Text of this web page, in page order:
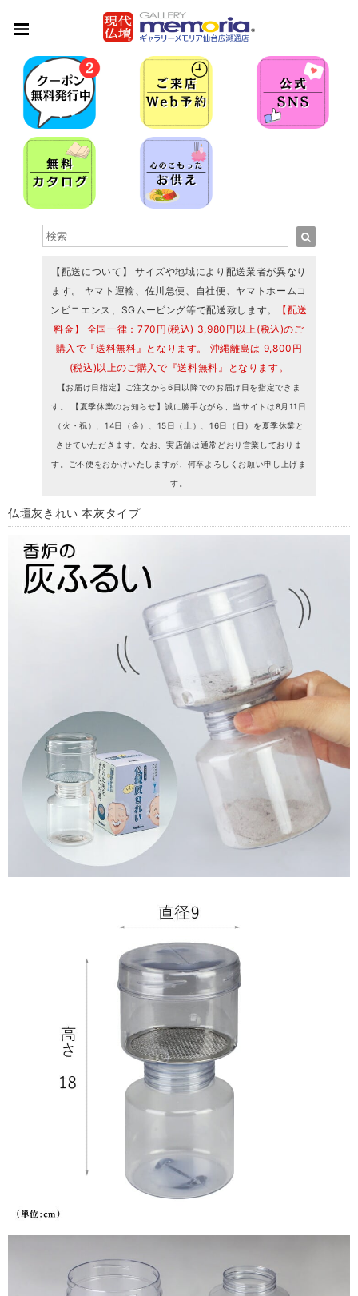
【配送について】 サイズや地域により配送業者が異なり
ます。 ヤマト運輸、佐川急便、自社便、ヤマトホームコ
ンビニエンス、SGムービング等で配送致します。
【配送
料金】 全国一律：770円(税込) 3,980円以上(税込)のご
購入で『送料無料』となります。 沖縄離島は 9,800円
(税込)以上のご購入で『送料無料』となります。
【お届け日指定】ご注文から6日以降でのお届け日を指定できま
す。 【夏季休業のお知らせ】誠に勝手ながら、当サイトは8月11日
（火・祝）、14日（金）、15日（土）、16日（日）を夏季休業と
させていただきます。なお、実店舗は通常どおり営業しておりま
す。ご不便をおかけいたしますが、何卒よろしくお願い申し上げま
す。
仏壇灰きれい 本灰タイプ